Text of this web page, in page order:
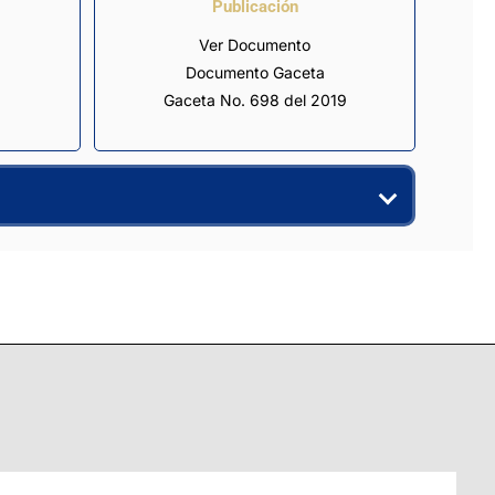
Publicación
Ver Documento
Documento Gaceta
Gaceta No. 698 del 2019